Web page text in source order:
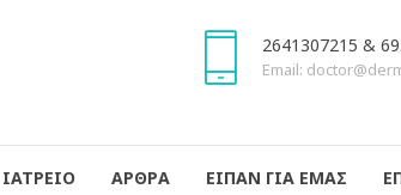
2641307215 &
Email:
ΑΡΘΡΑ ΕΙΠΑΝ ΓΙΑ ΕΜΑΣ